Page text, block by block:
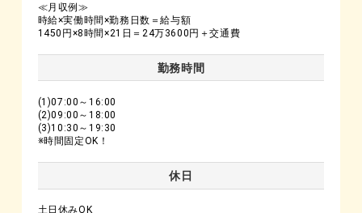
≪月収例≫
時給×実働時間×勤務日数＝給与額
1450円×8時間×21日＝24万3600円＋交通費
勤務時間
(1)07:00～16:00
(2)09:00～18:00
(3)10:30～19:30
※時間固定OK！
休日
土日休みOK